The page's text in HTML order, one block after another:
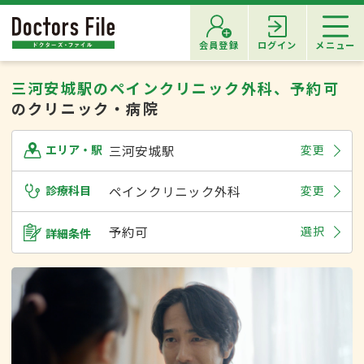
会員登録 ログイン メニュー
三河安城駅のペインクリニック外科、予約可
のクリニック・病院
エリア・駅 三河安城駅 変更
診療科目 ペインクリニック外科 変更
詳細条件 予約可 選択